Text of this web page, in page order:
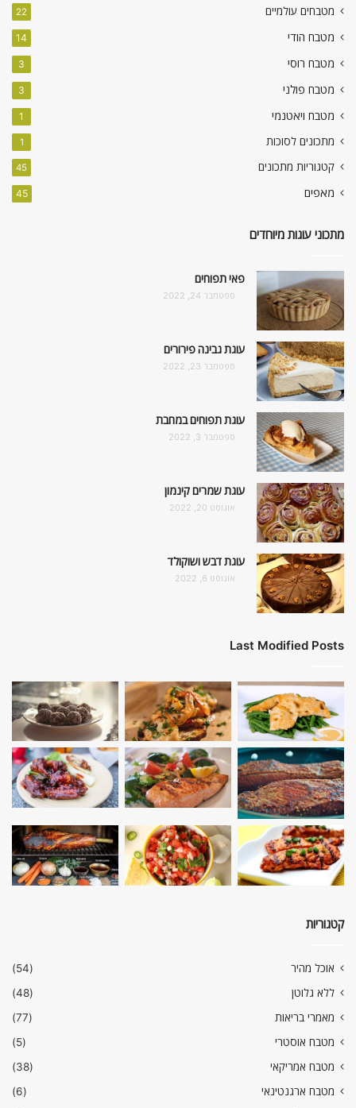
מטבחים עולמיים 22
מטבח הודי 14
מטבח רוסי 3
מטבח פולני 3
מטבח ויאטנמי 1
מתכונים לסוכות 1
קטגוריות מתכונים 45
מאפים 45
מתכוני עוגות מיוחדים
פאי תפוחים
ספטמבר 24, 2022
עוגת גבינה פירורים
ספטמבר 23, 2022
עוגת תפוחים במחבת
ספטמבר 3, 2022
עוגת שמרים קינמון
אוגוסט 20, 2022
עוגת דבש ושוקולד
אוגוסט 6, 2022
Last Modified Posts
קטגוריות
אוכל מהיר
(54)
ללא גלוטן
(48)
מאמרי בריאות
(77)
מטבח אוסטרי
(5)
מטבח אמריקאי
(38)
מטבח ארגנטינאי
(6)